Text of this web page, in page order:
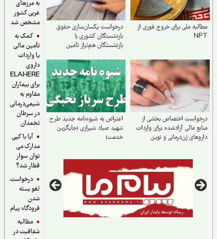
به مرزهای
غربی کشور
مشخص شد
کمک به
تأمین مالی
یا واردات
ELAHERE
برای بیماران
مقاوم به
شیمی‌درمانی
در سرطان
تخمدان
آیا با کپی
مدارک می
توان سوار
قطار شد؟
درخواست
لغو بسته
فرودگاه پیام
مطالبه
شفافیت در
ملی برای خروج فوری از
درخواست یکسان‌سازی حقوق
بازنشستگان کشوری با
بازنشستگان هم‌تراز تأمین
اختصاص بخشی از
مالی آزادشده برای واردات
ژن‌درمانی و نوین
اعتراض به شیوه‌نامه جدید طرح
شهید صیاد شیرازی (جایگزین
خدمت)